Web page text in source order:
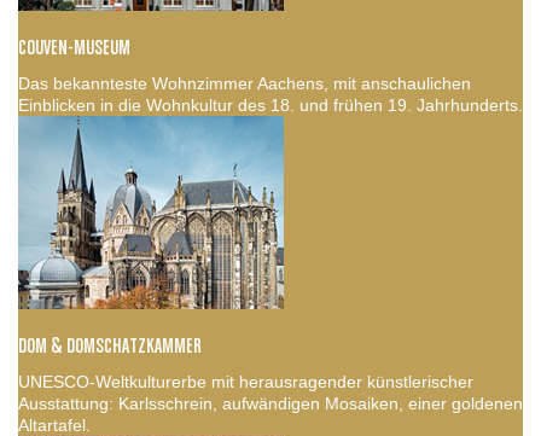
COUVEN-MUSEUM
Das bekannteste Wohnzimmer Aachens, mit anschaulichen
Einblicken in die Wohnkultur des 18. und frühen 19. Jahrhunderts.
DOM & DOMSCHATZKAMMER
UNESCO-Weltkulturerbe mit herausragender künstlerischer
Ausstattung: Karlsschrein, aufwändigen Mosaiken, einer goldenen
Altartafel.